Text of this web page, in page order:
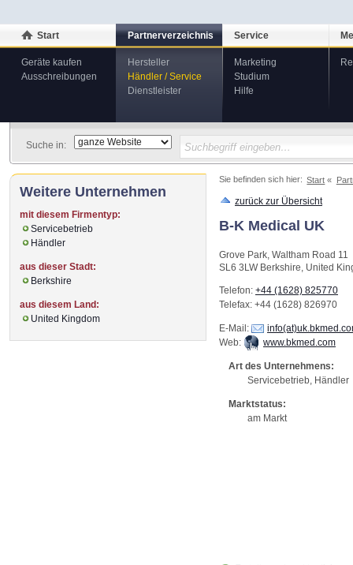
Start
Geräte kaufen
Ausschreibungen
Partnerverzeichnis
Hersteller
Händler / Service
Dienstleister
Service
Marketing
Studium
Hilfe
Suche in:
Sie befinden sich hier: Start
zurück zur Übersicht
B-K Medical UK
Grove Park, Waltham Road 11
SL6 3LW Berkshire, United
Telefon: +44 (1628) 825770
Telefax: +44 (1628) 826970
E-Mail:
Web:
www.bkmed.com
Art des Unternehmens:
Servicebetrieb, Händler
Marktstatus:
am Markt
Weitere Unternehmen
mit diesem Firmentyp:
Servicebetrieb
Händler
aus dieser Stadt:
Berkshire
aus diesem Land:
United Kingdom